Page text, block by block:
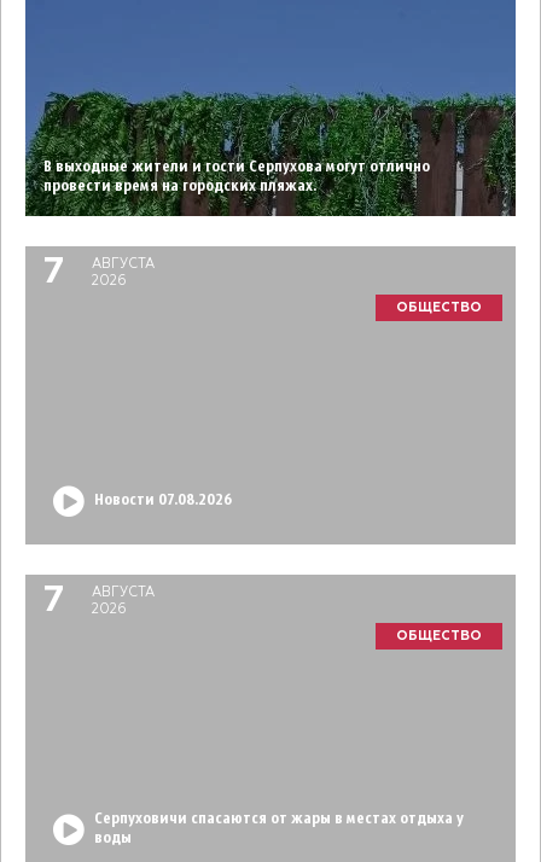
В выходные жители и гости Серпухова могут отлично
провести время на городских пляжах.
7
АВГУСТА
2026
ОБЩЕСТВО
Новости 07.08.2026
7
АВГУСТА
2026
ОБЩЕСТВО
Серпуховичи спасаются от жары в местах отдыха у
воды